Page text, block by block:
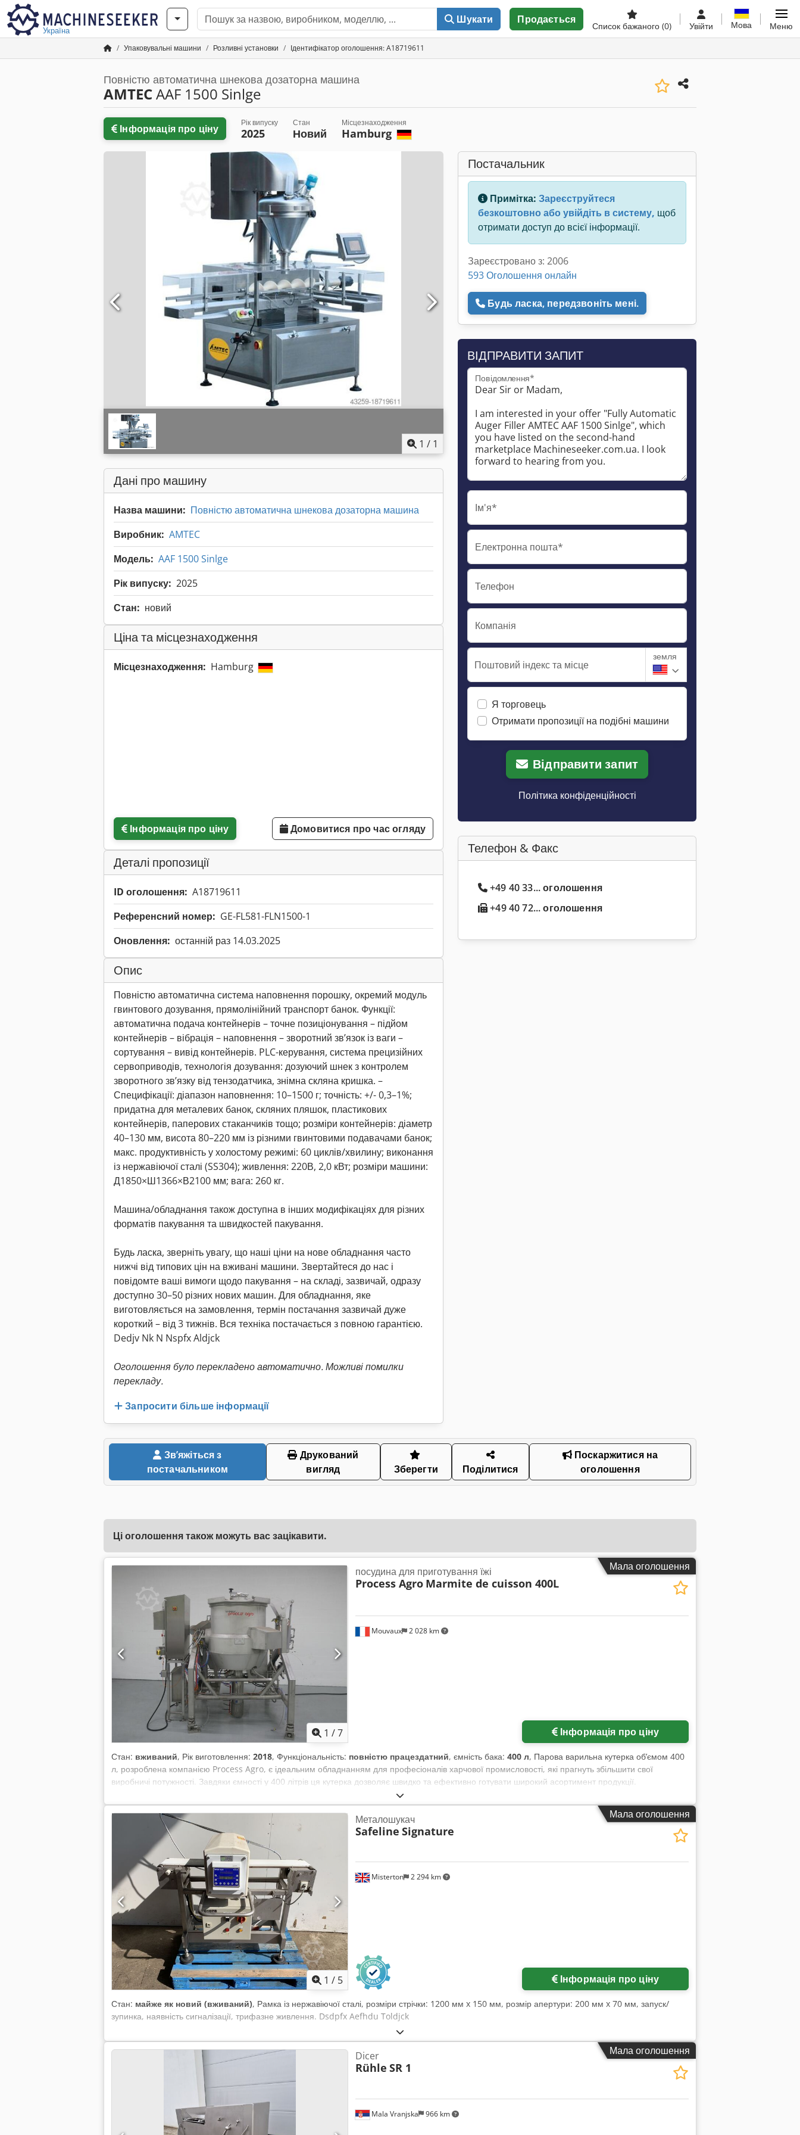
Україна
Шукати Продається
Список бажаного (0) Увійти Мова Меню
Упаковувальні машини Розливні установки Ідентифікатор оголошення: A18719611
Повністю автоматична шнекова дозаторна машина
AMTECAAF 1500 Sinlge
Інформація про ціну Рік випуску
2025
Стан
Новий
Місцезнаходження
Hamburg
Запросити більше зображень
1 / 1
Дані про машину
Назва машини: Повністю автоматична шнекова дозаторна машина
Виробник: AMTEC
Модель: AAF 1500 Sinlge
Рік випуску: 2025
Стан: новий
Ціна та місцезнаходження
Місцезнаходження: Hamburg
Інформація про ціну Домовитися про час огляду
Деталі пропозиції
ID оголошення: A18719611
Референсний номер: GE-FL581-FLN1500-1
Оновлення: останній раз 14.03.2025
Опис
Повністю автоматична система наповнення порошку, окремий модуль
гвинтового дозування, прямолінійний транспорт банок. Функції:
автоматична подача контейнерів – точне позиціонування – підйом
контейнерів – вібрація – наповнення – зворотний зв’язок із ваги –
сортування – вивід контейнерів. PLC-керування, система прецизійних
сервоприводів, технологія дозування: дозуючий шнек з контролем
зворотного зв’язку від тензодатчика, знімна скляна кришка. –
Специфікації: діапазон наповнення: 10–1500 г; точність: +/- 0,3–1%;
придатна для металевих банок, скляних пляшок, пластикових
контейнерів, паперових стаканчиків тощо; розміри контейнерів: діаметр
40–130 мм, висота 80–220 мм із різними гвинтовими подавачами банок;
макс. продуктивність у холостому режимі: 60 циклів/хвилину; виконання
із нержавіючої сталі (SS304); живлення: 220В, 2,0 кВт; розміри машини:
Д1850×Ш1366×В2100 мм; вага: 260 кг.
Машина/обладнання також доступна в інших модифікаціях для різних
форматів пакування та швидкостей пакування.
Будь ласка, зверніть увагу, що наші ціни на нове обладнання часто
нижчі від типових цін на вживані машини. Звертайтеся до нас і
повідомте ваші вимоги щодо пакування – на складі, зазвичай, одразу
доступно 30–50 різних нових машин. Для обладнання, яке
виготовляється на замовлення, термін постачання зазвичай дуже
короткий – від 3 тижнів. Вся техніка постачається з повною гарантією.
Dedjv Nk N Nspfx Aldjck
Оголошення було перекладено автоматично. Можливі помилки
перекладу.
Запросити більше інформації
Постачальник
Примітка: Зареєструйтеся
безкоштовно або увійдіть в систему, щоб
отримати доступ до всієї інформації.
Зареєстровано з: 2006
593 Оголошення онлайн
Будь ласка, передзвоніть мені.
ВІДПРАВИТИ ЗАПИТ
Повідомлення*
Ім'я*
Електронна пошта*
Телефон
Компанія
Поштовий індекс та місце
земля
Я торговець
Отримати пропозиції на подібні машини
Відправити запит
Політика конфіденційності
Телефон & Факс
+49 40 33... оголошення
+49 40 72... оголошення
постачальником
Друкований
вигляд
Зберегти Поділитися
Поскаржитися на
оголошення
Ці оголошення також можуть вас зацікавити.
Мала оголошення
1 /7
Mouvaux 2 028 km
посудина для приготування їжі
Process Agro Marmite de cuisson 400L
Інформація про ціну
Стан: вживаний, Рік виготовлення: 2018, Функціональність: повністю працездатний, ємність бака: 400 л, Парова варильна кутерка об’ємом 400
л, розроблена компанією Process Agro, є ідеальним обладнанням для професіоналів харчової промисловості, які прагнуть збільшити свої
виробничі потужності. Завдяки ємності у 400 літрів ця кутерка дозволяє швидко та ефективно готувати широкий асортимент продукції.
Застосування пари забезпечує рівномірне приготування, зберігаючи смак і текстуру інгредієнтів. Таким чином, пристрій ідеально підходить для
приготування страв, що потребують точного контролю температури. Крім того, міцна та надійна конструкція гарантує тривалий термін служби
навіть у умовах інтенсивного виробництва. Оскільки це модель, що була у використанні, дане обладнання поєднує високу продуктивність і
економічність, що робить його вигідним вибором для підприємств, які бажають оптимізувати свої технологічні процеси. Легкість інтеграції у різні
виробничі лінії дозволяє підвищити продуктивність без втрати якості продукції. Підсумовуючи, парова кутерка 400 л — це ефективне рішення для
харчових підприємств, які цінують ефективність, якість і надійність у процесах приготування їжі. Технічні характеристики: • Парова варильна
кутерка 400 л • Вживана парова кутерка • Виробник: Process Agro • Об’єм: 400 літрів • Рік виготовлення: 2018 Dcjdpfxeu H Uzns Aldok
Мала оголошення
1 / 5
Misterton 2 294 km
Металошукач
Safeline Signature
Інформація про ціну
Стан: майже як новий (вживаний), Рамка із нержавіючої сталі, розміри стрічки: 1200 мм x 150 мм, розмір апертури: 200 мм x 70 мм, запуск/
зупинка, наявність сигналізації, трифазне живлення. Dsdpfx Aefhdu Toldjck
Мала оголошення
Mala Vranjska 966 km
Dicer
Rühle SR 1